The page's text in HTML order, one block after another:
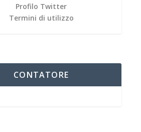
Profilo Twitter
Termini di utilizzo
CONTATORE